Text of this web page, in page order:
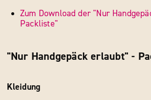
Zum Download der "Nur
Packliste"
"Nur Handgepäck erlaubt" -
Kleidung